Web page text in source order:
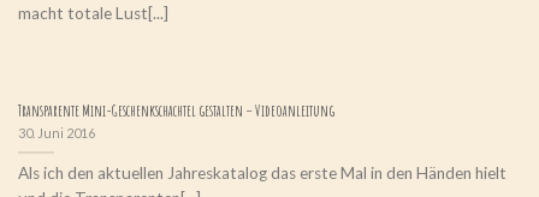
macht totale Lust[...]
Transparente Mini-Geschenkschachtel gestalten – Videoanleitung
30. Juni 2016
Als ich den aktuellen Jahreskatalog das erste Mal in den Händen hielt